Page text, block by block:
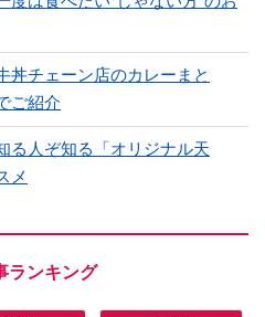
丼チェーン店のカレーまと
ご紹介
る人ぞ知る「オリジナル天
メ